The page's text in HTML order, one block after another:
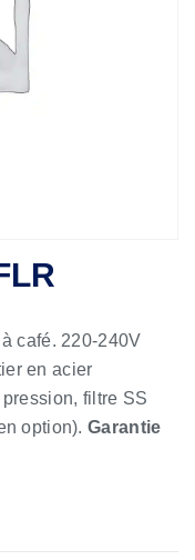
café. 220-240V
en acier
filtre SS
option).Garantie